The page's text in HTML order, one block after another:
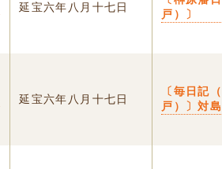
延宝六年八月十七日
戸）〕
延宝六年八月十七日
〔毎日記
戸）〕対